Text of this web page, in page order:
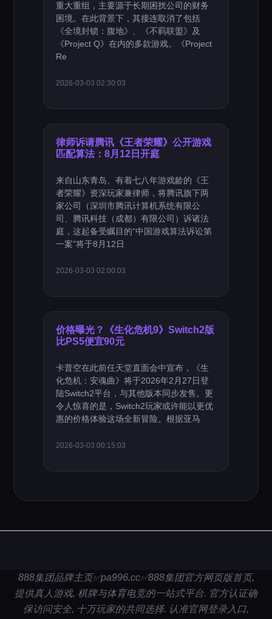
重大重组，主要源于长期困扰公司的财务
困境。在此背景下，其接连取消了包括
《全境封锁：腹地》、《不羁联盟》及
《Project Q》在内的多款游戏。《Project
Re
2026-03-03 02:30:03
律师诉请腾讯《王者荣耀》公开游戏
匹配算法：8月12日开庭
来自山东青岛、有着七八年游戏龄的《王
者荣耀》资深玩家兼律师，将腾讯旗下两
家公司（深圳市腾讯计算机系统有限公
司、腾讯科技（成都）有限公司）诉诸法
庭，这起备受瞩目的“中国游戏算法诉讼第
一案”将于8月12日
2026-03-03 02:00:03
价格曝光？《生化危机9》Switch2版
比PS5便宜90元
卡普空在此前任天堂直面会中宣布，《生
化危机：安魂曲》将于2026年2月27日登
陆Switch2平台，与其他版本同步发售。更
令人惊喜的是，Switch2玩家或许能以更优
惠的价格体验这场全新冒险。根据亚马
2026-03-03 00:15:03
888集团品牌主页✅pa996.cc✅888集团官方网页版首页,
提供真人游戏, 棋牌与体育电竞的一站式平台. 官方认证确
保访问安全, 十万玩家的共同选择. 认准官网登录入口,